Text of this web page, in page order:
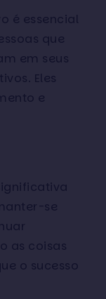
é essencial
que
em seus
Eles
e
se
as coisas
o sucesso